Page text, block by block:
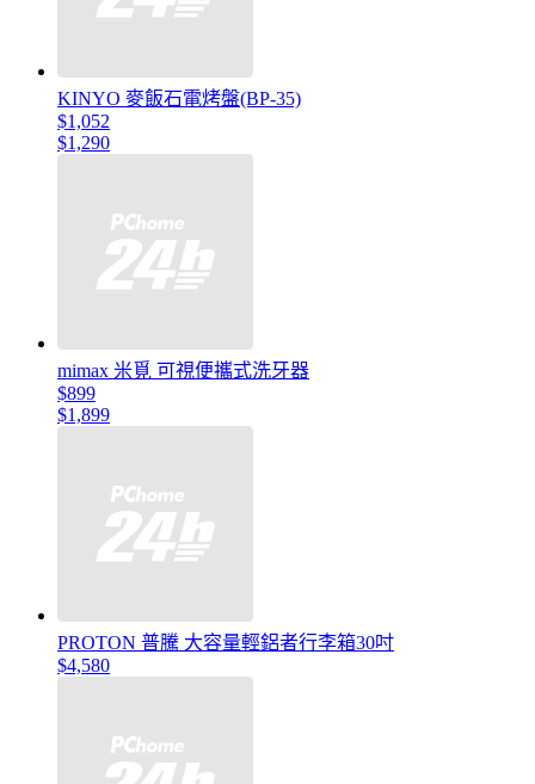
KINYO 麥飯石電烤盤(BP-35)
$1,052
$1,290
mimax 米覓 可視便攜式洗牙器
$899
$1,899
PROTON 普騰 大容量輕鋁者行李箱30吋
$4,580